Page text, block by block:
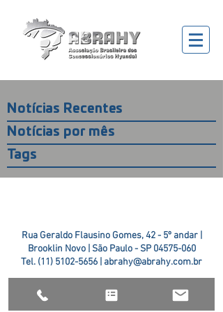
Notícias Recentes
Notícias por mês
Tags
Rua Geraldo Flausino Gomes, 42 - 5º andar |
Brooklin Novo | São Paulo - SP 04575-060
Tel. (11) 5102-5656 abrahy@abrahy.com.br
©2018 ABRAHY. criado pela TR2 Art + Design